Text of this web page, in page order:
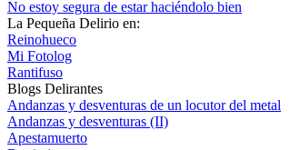
No estoy segura de estar haciéndolo bien
La Pequeña Delirio en:
Reinohueco
Mi Fotolog
Rantifuso
Blogs Delirantes
Andanzas y desventuras de un locutor del metal
Andanzas y desventuras (II)
Apestamuerto